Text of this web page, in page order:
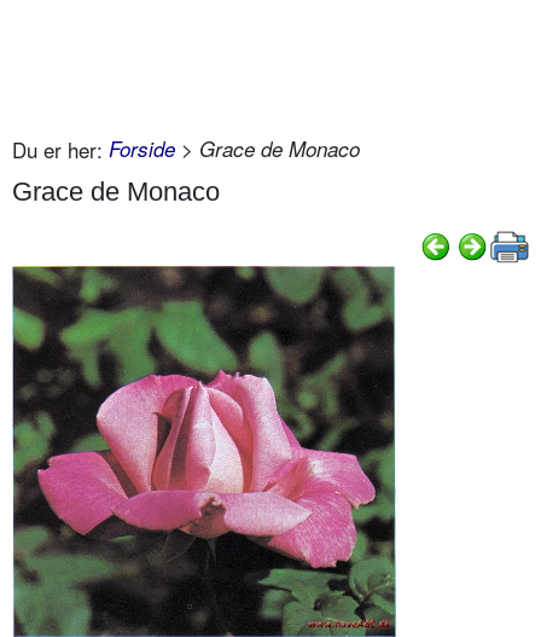
Du er her: Forside > Grace de Monaco
Grace de Monaco